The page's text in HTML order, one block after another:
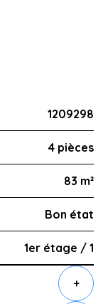
1209298
4 pièces
83 m²
Bon état
1er étage / 1
+